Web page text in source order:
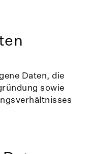
Daten, die
sowie